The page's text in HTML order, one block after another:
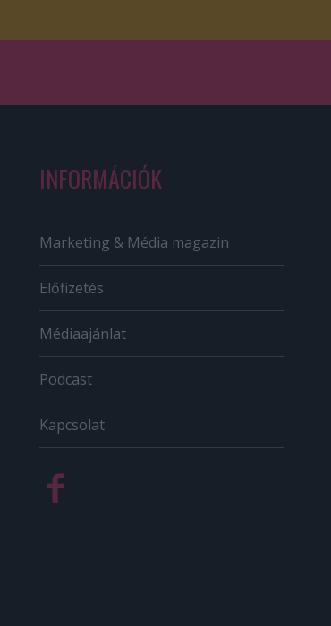
INFORMÁCIÓK
Marketing & Média magazin
Előfizetés
Médiaajánlat
Podcast
Kapcsolat